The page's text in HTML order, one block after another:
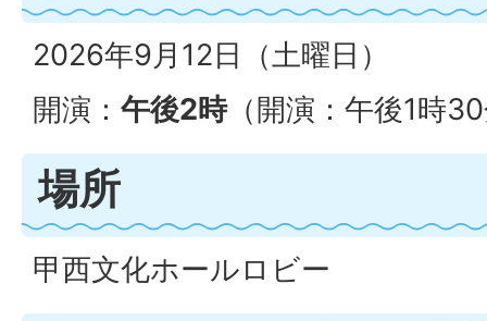
2026年9月12日（土曜日）
開演： 午後2時（開演：午後1時
場所
甲西文化ホールロビー